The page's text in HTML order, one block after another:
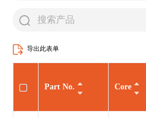
导出此表单
Core
Part No.